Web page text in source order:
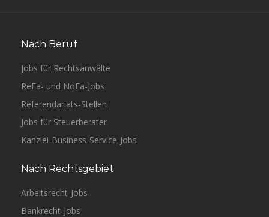
Nach Beruf
Jobs für Rechtsanwälte
ReFa- und NoFa-Jobs
Referendariats-Stellen
Jobs für Steuerberater
Kanzlei-Business-Service-Jobs
Nach Rechtsgebiet
Arbeitsrecht-Jobs
Bankrecht-Jobs